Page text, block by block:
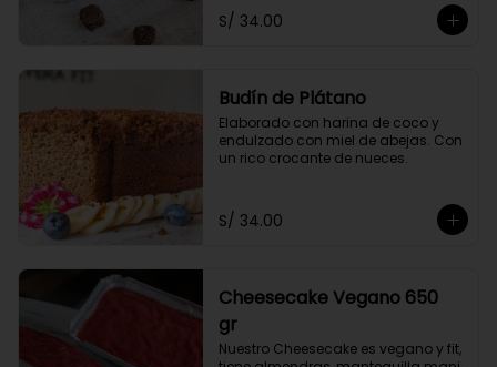
S/ 34.00
Budín de Plátano
Elaborado con harina de coco y
endulzado con miel de abejas. Con
un rico crocante de nueces.
S/ 34.00
Cheesecake Vegano 650
gr
Nuestro Cheesecake es vegano y fit,